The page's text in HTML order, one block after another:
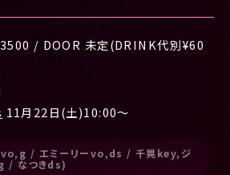
/ DOOR 未定(DRINK代別¥60
11月22日(土)10:00〜
vo,g / エミーリーvo,ds / 千晃key,ジ
/ なつきds)